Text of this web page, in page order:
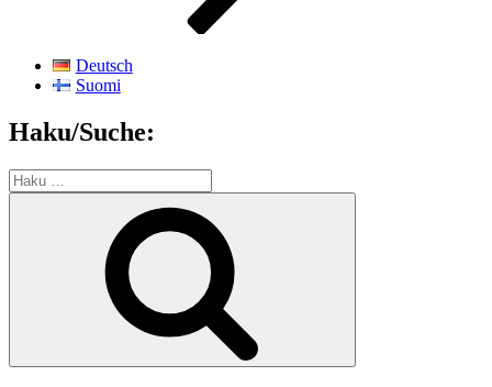
Deutsch
Suomi
Haku/Suche:
Etsi: